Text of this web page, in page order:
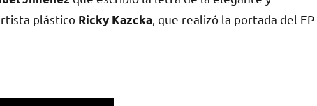
plástico Ricky Kazcka , que realizó la portada del EP